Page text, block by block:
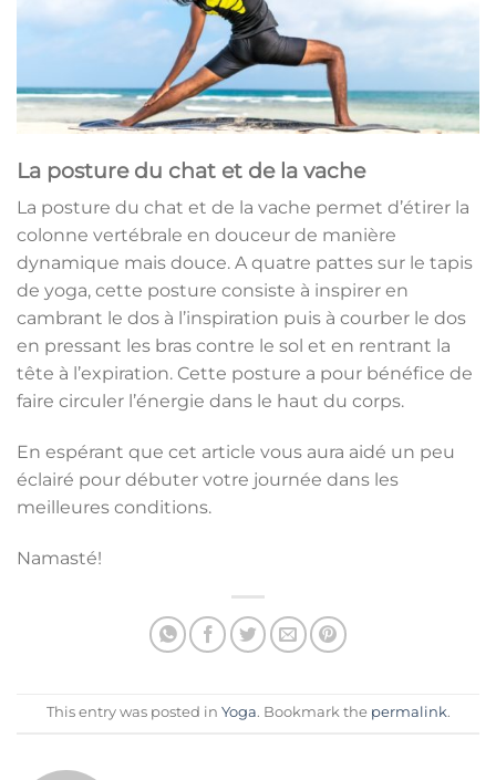
La posture du chat et de la vache
La posture du chat et de la vache permet d’étirer la
colonne vertébrale en douceur de manière
dynamique mais douce. A quatre pattes sur le tapis
de yoga, cette posture consiste à inspirer en
cambrant le dos à l’inspiration puis à courber le dos
en pressant les bras contre le sol et en rentrant la
tête à l’expiration. Cette posture a pour bénéfice de
faire circuler l’énergie dans le haut du corps.
En espérant que cet article vous aura aidé un peu
éclairé pour débuter votre journée dans les
meilleures conditions.
Namasté!
This entry was posted in Yoga. Bookmark the permalink.